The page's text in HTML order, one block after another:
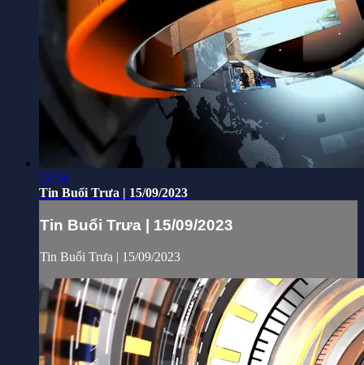
23:54
Tin Buổi Trưa | 15/09/2023
Tin Buổi Trưa | 15/09/2023
Tin Buổi Trưa | 15/09/2023